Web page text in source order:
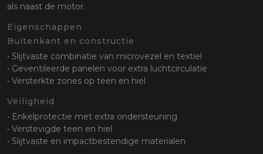
als naast de motor.
Eigenschappen
Buitenkant en constructie
• Slijtvaste combinatie van microvezel en textiel
• Geventileerde panelen voor extra luchtcirculatie
• Versterkte zones op teen en hiel
Veiligheid
• Enkelprotectie met extra ondersteuning
• Verstevigde teen en hiel
• Slijtvaste en impactbestendige materialen